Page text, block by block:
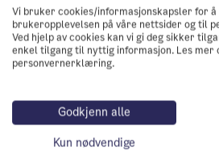
Vi bruker cookies/informasjonskapsler for å
brukeropplevelsen på våre nettsider og til
Ved hjelp av cookies kan vi gi deg sikker
enkel tilgang til nyttig informasjon. Les mer
personvernerklæring.
Godkjenn alle
Kun nødvendige